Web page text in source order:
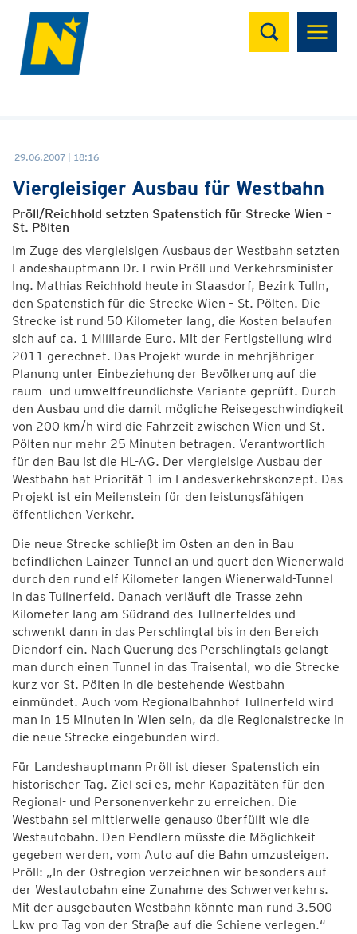
Suchen
29.06.2007 | 18:16
Viergleisiger Ausbau für Westbahn
Pröll/Reichhold setzten Spatenstich für Strecke Wien –
St. Pölten
Im Zuge des viergleisigen Ausbaus der Westbahn setzten
Landeshauptmann Dr. Erwin Pröll und Verkehrsminister
Ing. Mathias Reichhold heute in Staasdorf, Bezirk Tulln,
den Spatenstich für die Strecke Wien – St. Pölten. Die
Strecke ist rund 50 Kilometer lang, die Kosten belaufen
sich auf ca. 1 Milliarde Euro. Mit der Fertigstellung wird
2011 gerechnet. Das Projekt wurde in mehrjähriger
Planung unter Einbeziehung der Bevölkerung auf die
raum- und umweltfreundlichste Variante geprüft. Durch
den Ausbau und die damit mögliche Reisegeschwindigkeit
von 200 km/h wird die Fahrzeit zwischen Wien und St.
Pölten nur mehr 25 Minuten betragen. Verantwortlich
für den Bau ist die HL-AG. Der viergleisige Ausbau der
Westbahn hat Priorität 1 im Landesverkehrskonzept. Das
Projekt ist ein Meilenstein für den leistungsfähigen
öffentlichen Verkehr.
Die neue Strecke schließt im Osten an den in Bau
befindlichen Lainzer Tunnel an und quert den Wienerwald
durch den rund elf Kilometer langen Wienerwald-Tunnel
in das Tullnerfeld. Danach verläuft die Trasse zehn
Kilometer lang am Südrand des Tullnerfeldes und
schwenkt dann in das Perschlingtal bis in den Bereich
Diendorf ein. Nach Querung des Perschlingtals gelangt
man durch einen Tunnel in das Traisental, wo die Strecke
kurz vor St. Pölten in die bestehende Westbahn
einmündet. Auch vom Regionalbahnhof Tullnerfeld wird
man in 15 Minuten in Wien sein, da die Regionalstrecke in
die neue Strecke eingebunden wird.
Für Landeshauptmann Pröll ist dieser Spatenstich ein
historischer Tag. Ziel sei es, mehr Kapazitäten für den
Regional- und Personenverkehr zu erreichen. Die
Westbahn sei mittlerweile genauso überfüllt wie die
Westautobahn. Den Pendlern müsste die Möglichkeit
gegeben werden, vom Auto auf die Bahn umzusteigen.
Pröll: „In der Ostregion verzeichnen wir besonders auf
der Westautobahn eine Zunahme des Schwerverkehrs.
Mit der ausgebauten Westbahn könnte man rund 3.500
Lkw pro Tag von der Straße auf die Schiene verlegen.“